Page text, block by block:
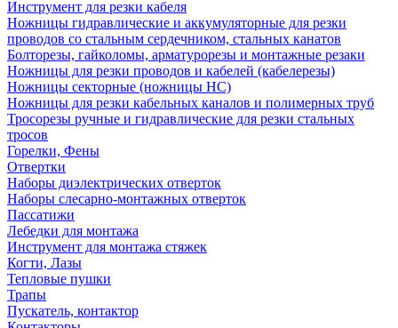
Инструмент для резки кабеля
Ножницы гидравлические и аккумуляторные для резки
проводов со стальным сердечником, стальных канатов
Болторезы, гайколомы, арматурорезы и монтажные резаки
Ножницы для резки проводов и кабелей (кабелерезы)
Ножницы секторные (ножницы НС)
Ножницы для резки кабельных каналов и полимерных труб
Тросорезы ручные и гидравлические для резки стальных
тросов
Горелки, Фены
Отвертки
Наборы диэлектрических отверток
Наборы слесарно-монтажных отверток
Пассатижи
Лебедки для монтажа
Инструмент для монтажа стяжек
Когти, Лазы
Тепловые пушки
Трапы
Пускатель, контактор